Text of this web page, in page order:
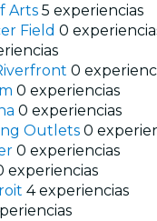
Arts 5 experiencias
Field 0
0
0 experiencias
0 experiencias
Outlets 0
0 experiencias
experiencias
4 experiencias